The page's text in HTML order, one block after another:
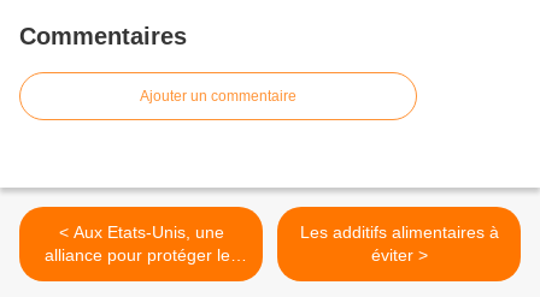
Commentaires
Ajouter un commentaire
< Aux Etats-Unis, une
alliance pour protéger les
forêts anciennes
Les additifs alimentaires à
éviter >